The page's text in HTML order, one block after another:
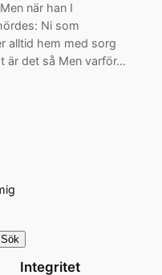
när han I
Ni som
alltid hem med sorg
är det så Men varför…
Sök
Integritet